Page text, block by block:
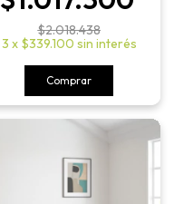
$2.018.438
3 x $339.100 sin interés
Comprar